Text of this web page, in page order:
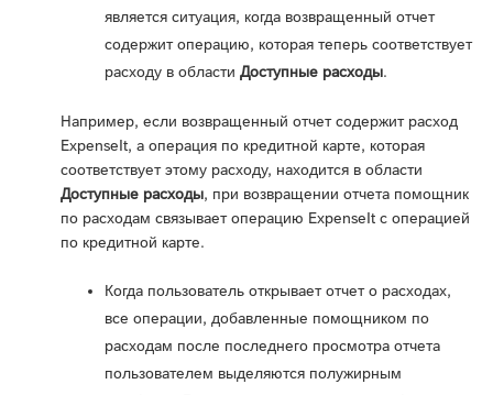
является ситуация, когда возвращенный отчет
содержит операцию, которая теперь соответствует
расходу в области Доступные расходы.
Например, если возвращенный отчет содержит расход
ExpenseIt, а операция по кредитной карте, которая
соответствует этому расходу, находится в области
Доступные расходы, при возвращении отчета помощник
по расходам связывает операцию ExpenseIt с операцией
по кредитной карте.
Когда пользователь открывает отчет о расходах,
все операции, добавленные помощником по
расходам после последнего просмотра отчета
пользователем выделяются полужирным